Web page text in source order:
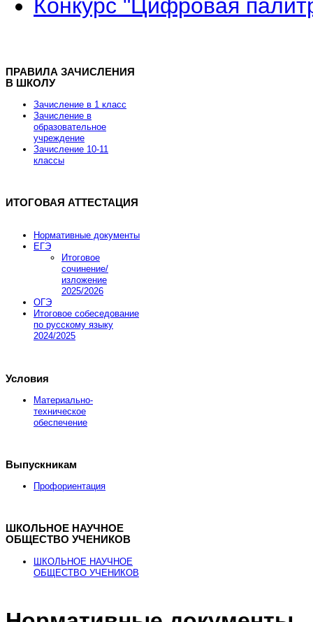
Конкурс "Цифровая
ПРАВИЛА ЗАЧИСЛЕНИЯ
В ШКОЛУ
Зачисление в 1 класс
Зачисление в
образовательное
учреждение
Зачисление 10-11
классы
ИТОГОВАЯ АТТЕСТАЦИЯ
Нормативные документы
ЕГЭ
Итоговое
сочинение/
изложение
2025/2026
ОГЭ
Итоговое собеседование
по русскому языку
2024/2025
Условия
Материально-
техническое
обеспечение
Выпускникам
Профориентация
ШКОЛЬНОЕ НАУЧНОЕ
ОБЩЕСТВО УЧЕНИКОВ
ШКОЛЬНОЕ НАУЧНОЕ
ОБЩЕСТВО УЧЕНИКОВ
Здесь можнокупитьрыболовные катушки